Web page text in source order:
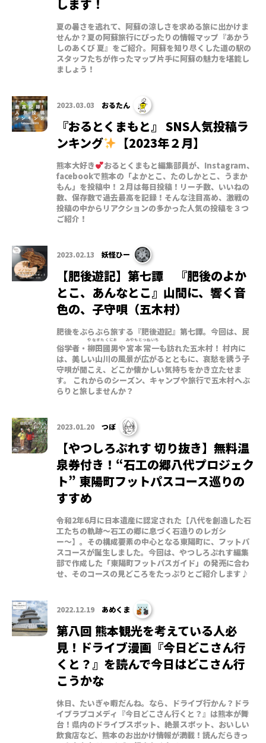
します！
夏の暑さを逃れて、阿蘇の涼しさを求める旅に出かけま
せんか？夏の阿蘇旅行にぴったりの情報マップ『あかう
しのあくび 夏』をご紹介。阿蘇を知り尽くした道の駅の
スタッフたちが作ったマップ片手に阿蘇の魅力を堪能し
ましょう！
2023.03.03 おるたん
『おるとくまもと』 SNS人気投稿ラ
ンキング
【2023年２月】
熊本大好き
おるとくまもと編集部員が、Instagram、
facebookで熊本の「よかとこ、たのしかとこ、うまか
もん」を投稿中！２月は毎日投稿！リーチ数、いいねの
数、保存数で過去最高を記録！そんな注目高め、激戦の
投稿の中からリアクションの多かった人気の投稿を３つ
ご紹介！
2023.02.13 妖怪ひー
【肥後遊記】第七譚 『肥後のよか
とこ、あんなとこ』山間に、響く音
色の、子守唄（五木村）
肥後をぶらぶら旅する『肥後遊記』第七譚。今回は、民
俗学者・ 柳田國男
やなぎたくにお
や宮本常一
みやもとつねいち
も訪れた五木村！ 村内に
は、美しい山川の風景が広がるとともに、哀愁を誘う子
守唄が聞こえ、どこか懐かしい気持ちをかき立たせま
す。 これからのシーズン、キャンプや旅行で五木村へぶ
らりと旅しませんか？
2023.01.20 つぼ
【やつしろぷれす 切り抜き】無料温
泉券付き！“石工の郷八代プロジェク
ト” 東陽町フットパスコース巡りの
すすめ
令和2年6月に日本遺産に認定された【八代を創造した石
工たちの軌跡〜石工の郷に息づく石造りのレガシ
ー〜】。その構成要素の中心となる東陽町に、フットパ
スコースが誕生しました。今回は、やつしろぷれす編集
部で作成した「東陽町フットパスガイド」の発売に合わ
せ、そのコースの見どころをたっぷりとご紹介します♪
2022.12.19 あめくま
第八回 熊本観光を考えている人必
見！ドライブ漫画『今日どこさん行
くと？』を読んで今日はどこさん行
こうかな
休日、たいぎゃ暇だんね。なら、ドライブ行かん？ドラ
イブラブコメディ『今日どこさん行くと？』は熊本が舞
台！県内のドライブスポット、絶景スポット、おいしい
飲食店など、熊本のお出かけ情報が満載！読んだらきっ